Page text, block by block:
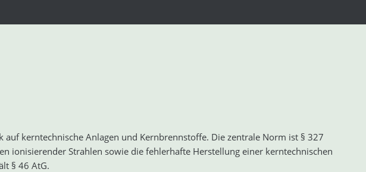
kerntechnische Anlagen und Kernbrennstoffe. Die zentrale Norm ist § 327
ionisierender Strahlen sowie die fehlerhafte Herstellung einer kerntechnischen
§ 46 AtG.